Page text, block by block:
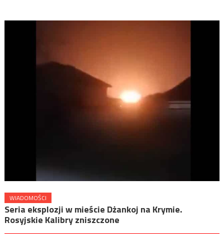
WIADOMOŚCI
Seria eksplozji w mieście Dżankoj na Krymie.
Rosyjskie Kalibry zniszczone